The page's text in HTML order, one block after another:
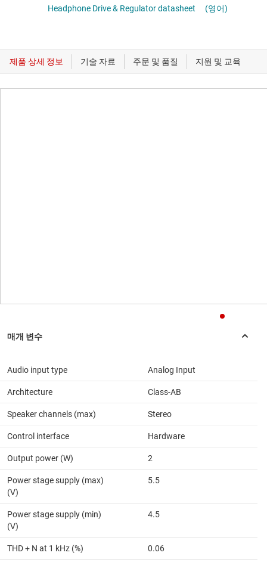
Headphone Drive & Regulator datasheet
(영어)
Audio input type Analog Input
Architecture Class-AB
Speaker channels (max) Stereo
Control interface Hardware
Output power (W) 2
Power stage supply (max)
(V)
5.5
Power stage supply (min)
(V)
4.5
THD + N at 1 kHz (%) 0.06